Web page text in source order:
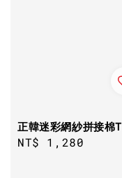
正韓迷彩網紗拼接棉T
Regular
NT$ 1,280